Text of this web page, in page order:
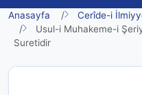
Anasayfa
Cerîde-i
Usul-i Muhakeme-i
Suretidir